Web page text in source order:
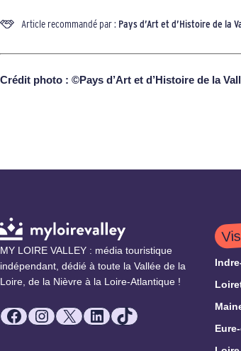
Article recommandé par : Paysd’Art et d’Histoire de la
Crédit photo : ©Pays d’Art et d’Histoire de la
MY LOIRE VALLEY : média touristique
indépendant, dédié à toute la Vallée de la
Loire, de la Nièvre à la Loire-Atlantique !
Facebook
Instagram
X LinkedIn
TikTok